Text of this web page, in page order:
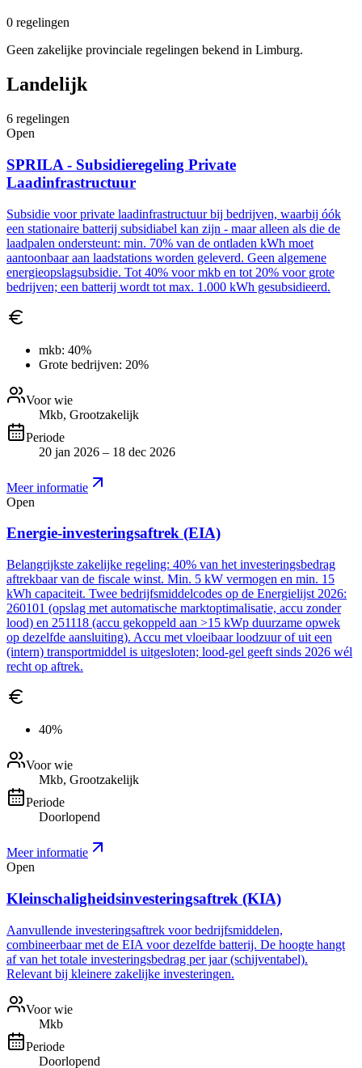
0 regelingen
Geen zakelijke provinciale regelingen bekend in Limburg.
Landelijk
6 regelingen
Open
SPRILA - Subsidieregeling Private
Laadinfrastructuur
Subsidie voor private laadinfrastructuur bij bedrijven, waarbij óók
een stationaire batterij subsidiabel kan zijn - maar alleen als die de
laadpalen ondersteunt: min. 70% van de ontladen kWh moet
aantoonbaar aan laadstations worden geleverd. Geen algemene
energieopslagsubsidie. Tot 40% voor mkb en tot 20% voor grote
bedrijven; een batterij wordt tot max. 1.000 kWh gesubsidieerd.
mkb: 40%
Grote bedrijven: 20%
Voor wie
Mkb, Grootzakelijk
Periode
20 jan 2026 – 18 dec 2026
Meer informatie
Open
Energie-investeringsaftrek (EIA)
Belangrijkste zakelijke regeling: 40% van het investeringsbedrag
aftrekbaar van de fiscale winst. Min. 5 kW vermogen en min. 15
kWh capaciteit. Twee bedrijfsmiddelcodes op de Energielijst 2026:
260101 (opslag met automatische marktoptimalisatie, accu zonder
lood) en 251118 (accu gekoppeld aan >15 kWp duurzame opwek
op dezelfde aansluiting). Accu met vloeibaar loodzuur of uit een
(intern) transportmiddel is uitgesloten; lood-gel geeft sinds 2026 wél
recht op aftrek.
40%
Voor wie
Mkb, Grootzakelijk
Periode
Doorlopend
Meer informatie
Open
Kleinschaligheidsinvesteringsaftrek (KIA)
Aanvullende investeringsaftrek voor bedrijfsmiddelen,
combineerbaar met de EIA voor dezelfde batterij. De hoogte hangt
af van het totale investeringsbedrag per jaar (schijventabel).
Relevant bij kleinere zakelijke investeringen.
Voor wie
Mkb
Periode
Doorlopend